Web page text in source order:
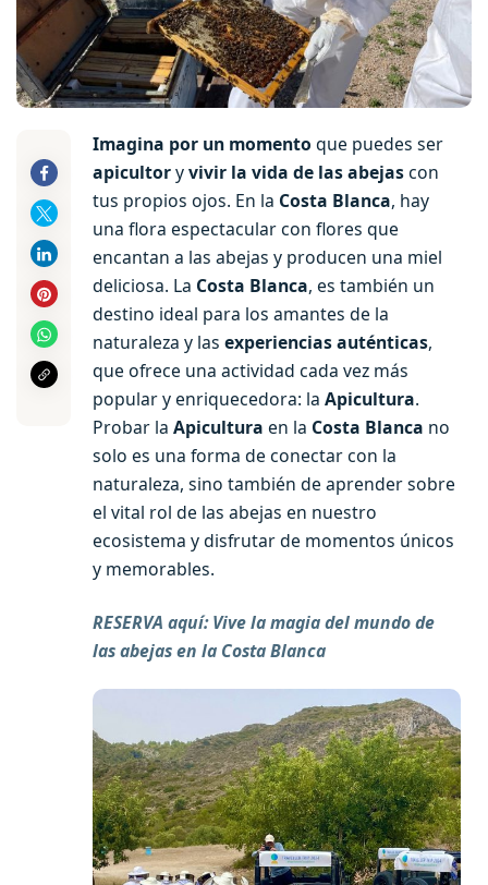
Imagina por un momento que puedes ser
apicultoryvivir la vida de las abejascon
tus propios ojos. En la Costa Blanca, hay
una flora espectacular con flores que
encantan a las abejas y producen una miel
deliciosa. La Costa Blanca, es también un
destino ideal para los amantes de la
naturaleza y las experiencias auténticas,
que ofrece una actividad cada vez más
popular y enriquecedora: la Apicultura.
Probar la Apicultura en la Costa Blanca no
solo es una forma de conectar con la
naturaleza, sino también de aprender sobre
el vital rol de las abejas en nuestro
ecosistema y disfrutar de momentos únicos
y memorables.
RESERVA aquí: Vive la magia del mundo de
las abejas en la Costa Blanca